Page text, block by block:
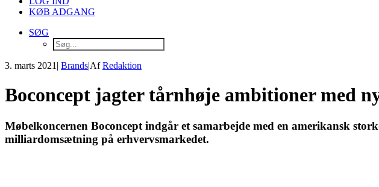
KØB ADGANG
SØG
3. marts 2021 | Brands|AfRedaktion
Boconcept jagter tårnhøje ambitioner med
Møbelkoncernen Boconcept indgår et samarbejde med en amerikansk
milliardomsætning på erhvervsmarkedet.